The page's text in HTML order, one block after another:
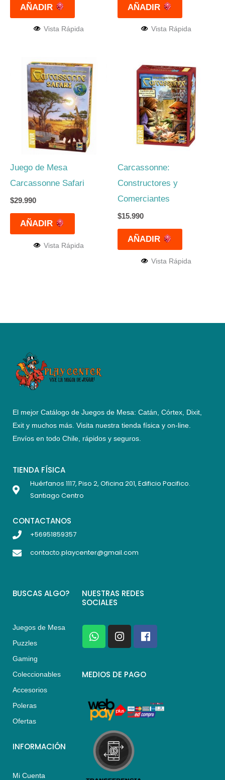
AÑADIR
Vista Rápida
AÑADIR
Vista Rápida
Juego de Mesa
Carcassonne Safari
$29.990
AÑADIR
Vista Rápida
Carcassonne:
Constructores y
Comerciantes
$15.990
AÑADIR
Vista Rápida
El mejor Catálogo de Juegos de Mesa: Catán, Córtex, Dixit,
Exit y muchos más. Visita nuestra tienda física y on-line.
Envíos en todo Chile, rápidos y seguros
TIENDA FÍSICA
Huérfanos 1117, Piso 2, Oficina 201, Edificio Pacifico.
Santiago Centro
CONTACTANOS
+56951859357
contacto.playcenter@gmail.com
BUSCAS ALGO?
Juegos de Mesa
Puzzles
Gaming
Coleccionables
Accesorios
Poleras
Ofertas
INFORMACIÓN
Mi Cuenta
NUESTRAS REDES
SOCIALES
W
h
a
s
p
I
n
s
a
a
m
F
a
c
b
k
MEDIOS DE PAGO